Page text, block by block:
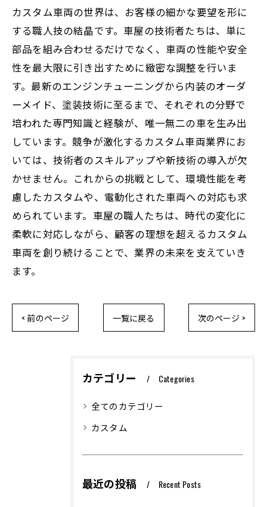
カスタム車両の世界は、お客様の細かな要望を形に
する職人技の結晶です。車屋の技術者たちは、単に
部品を組み合わせるだけでなく、車両の性能や安全
性を最大限に引き出すために緻密な調整を行いま
す。最新のエンジンチューニングから内装のオーダ
ーメイド、塗装技術に至るまで、それぞれの分野で
培われた専門知識と経験が、唯一無二の車を生み出
しています。競争が激化するカスタム車両業界にお
いては、技術者のスキルアップや新技術の導入が欠
かせません。これからの挑戦として、環境性能を考
慮したカスタムや、電動化された車両への対応も求
められています。車屋の職人たちは、時代の変化に
柔軟に対応しながら、顧客の理想を超えるカスタム
車両を創り続けることで、業界の未来を支えていき
ます。
< 前のページ 一覧に戻る 次のページ >
カテゴリー Categories
全てのカテゴリー
カスタム
最近の投稿 Recent Posts